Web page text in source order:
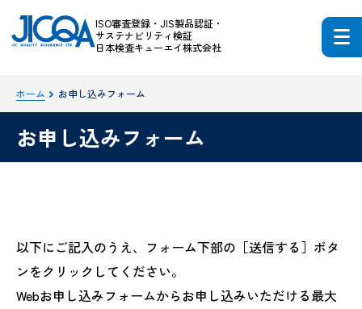
ISO審査登録・JIS製品認証・
サステナビリティ検証
日本検査キューエイ株式会社
ホーム お申し込みフォーム
お申し込みフォーム
以下にご記入のうえ、フォーム下部の［送信する］ボタ
ンをクリックしてください。
Webお申し込みフォームからお申し込みいただける最大